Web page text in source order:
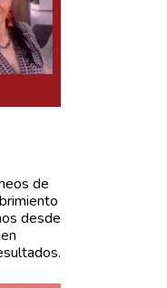
de
desde